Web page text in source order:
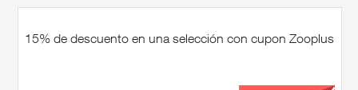
15% de descuento en una selección con cupon Zooplus